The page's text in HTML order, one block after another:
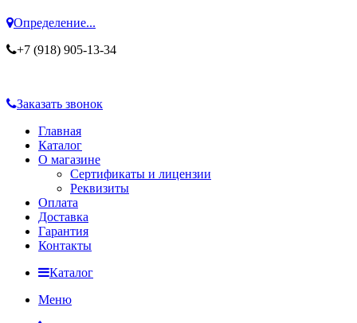
Определение...
+7 (918) 905-13-34
Заказать звонок
Главная
Каталог
О магазине
Сертификаты и лицензии
Реквизиты
Оплата
Доставка
Гарантия
Контакты
Каталог
Меню